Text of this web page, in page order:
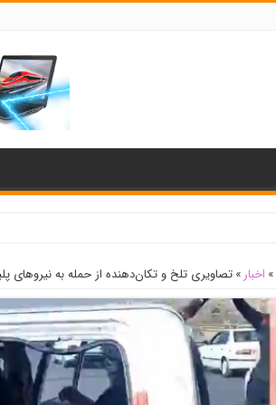
» اخبار » تصاویری تلخ و تکان‌دهنده از حمله به نیروهای